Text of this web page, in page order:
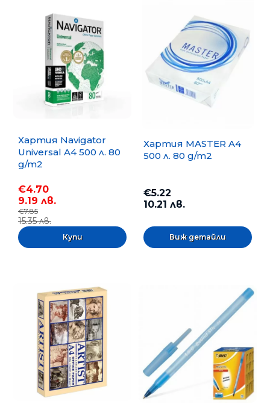
Хартия Navigator
Universal A4 500 л. 80
g/m2
€4.70
9.19 лв.
€7.85
15.35 лв.
Хартия MASTER A4
500 л. 80 g/m2
€5.22
10.21 лв.
Виж детайли